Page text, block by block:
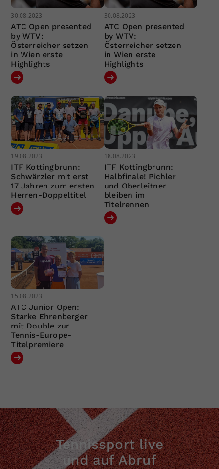
30.08.2023
ATC Open presented
by WTV:
Österreicher setzen
in Wien erste
Highlights
30.08.2023
ATC Open presented
by WTV:
Österreicher setzen
in Wien erste
Highlights
19.08.2023
ITF Kottingbrunn:
Schwärzler mit erst
17 Jahren zum ersten
Herren-Doppeltitel
18.08.2023
ITF Kottingbrunn:
Halbfinale! Pichler
und Oberleitner
bleiben im
Titelrennen
15.08.2023
ATC Junior Open:
Starke Ehrenberger
mit Double zur
Tennis-Europe-
Titelpremiere
Tennissport live
und auf Abruf